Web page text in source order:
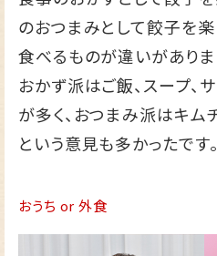
のおつまみとして餃子を
食べるものが違いがありま
おかず派はご飯、スープ、
が多く、おつまみ派はキム
という意見も多かったです。
おうち or 外食